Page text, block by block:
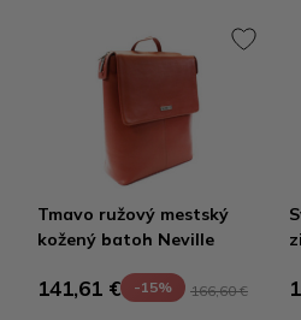
Tmavo ružový mestský
kožený batoh Neville
141,61 € -15% 166,60 €